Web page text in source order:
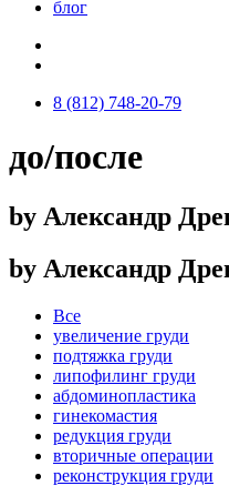
блог
8 (812) 748-20-79
до/после
by Александр
by Александр
Все
увеличение груди
подтяжка груди
липофилинг груди
абдоминопластика
гинекомастия
редукция груди
вторичные операции
реконструкция груди